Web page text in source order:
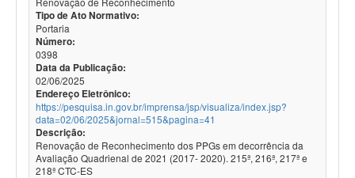
Tipo de Ato Normativo:
Portaria
Número:
0398
Data da Publicação:
02/06/2025
Endereço Eletrônico:
https://pesquisa.in.gov.br/imprensa/jsp/visualiza/index.jsp?
data=02/06/2025&jornal=515&pagina=41
Descrição:
Renovação de Reconhecimento dos PPGs em decorrência da
Avaliação Quadrienal de 2021 (2017- 2020). 215ª, 216ª, 217ª e
218ª CTC-ES